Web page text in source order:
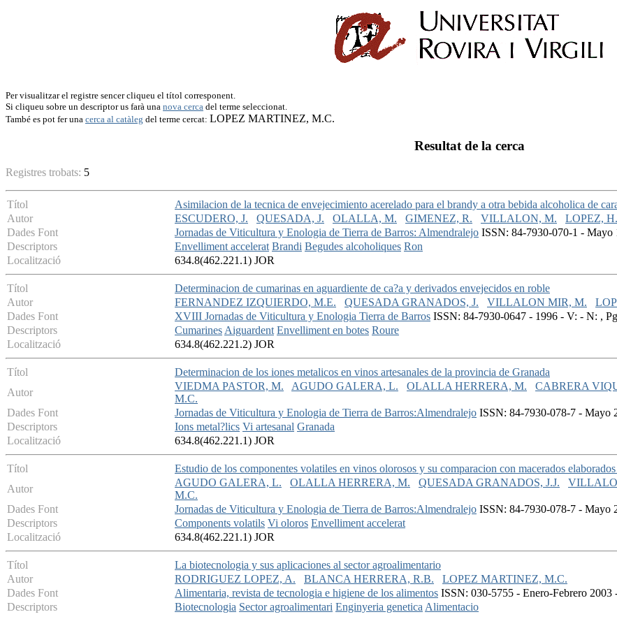
Per visualitzar el registre sencer cliqueu el títol corresponent.
Si cliqueu sobre un descriptor us farà una nova cerca del terme seleccionat.
També es pot fer una cerca al catàleg del terme cercat: LOPEZ MARTINEZ, M.C.
Resultat de la cerca
Registres trobats: 5
Títol
Asimilacion de la tecnica de envejecimiento acerelado para el brandy a otra bebida alcoholica de
Autor
ESCUDERO, J. QUESADA, J. OLALLA, M. GIMENEZ, R. VILLALON, M. LOPEZ, H.
Dades Font
Jornadas de Viticultura y Enologia de Tierra de Barros: Almendralejo ISSN: 84-7930-070-1 -
Descriptors
Envelliment accelerat Brandi Begudes alcoholiques Ron
Localització
634.8(462.221.1) JOR
Títol
Determinacion de cumarinas en aguardiente de ca?a y derivados envejecidos en roble
Autor
FERNANDEZ IZQUIERDO, M.E. QUESADA GRANADOS, J. VILLALON MIR, M.
Dades Font
XVIII Jornadas de Viticultura y Enologia Tierra de Barros ISSN: 84-7930-0647 - 1996 - V: - N: ,
Descriptors
CumarinesAiguardent Envelliment en botes Roure
Localització
634.8(462.221.2) JOR
Títol
Determinacion de los iones metalicos en vinos artesanales de la provincia de Granada
Autor
VIEDMA PASTOR, M. AGUDO GALERA, L. OLALLA HERRERA, M. CABRERA
M.C.
Dades Font
Jornadas de Viticultura y Enologia de Tierra de Barros:Almendralejo ISSN: 84-7930-078-7 - Mayo
Descriptors
Ions metal?lics Vi artesanal Granada
Localització
634.8(462.221.1) JOR
Títol
Estudio de los componentes volatiles en vinos olorosos y su comparacion con macerados
Autor
AGUDO GALERA, L. OLALLA HERRERA, M. QUESADA GRANADOS, J.J.
M.C.
Dades Font
Jornadas de Viticultura y Enologia de Tierra de Barros:Almendralejo ISSN: 84-7930-078-7 - Mayo
Descriptors
Components volatils Vi oloros Envelliment accelerat
Localització
634.8(462.221.1) JOR
Títol
La biotecnologia y sus aplicaciones al sector agroalimentario
Autor
RODRIGUEZ LOPEZ, A. BLANCA HERRERA, R.B.
LOPEZ MARTINEZ, M.C.
Dades Font
Alimentaria, revista de tecnologia e higiene de los alimentos ISSN: 030-5755 - Enero-Febrero
Descriptors
Biotecnologia Sector agroalimentari Enginyeria geneticaAlimentacio